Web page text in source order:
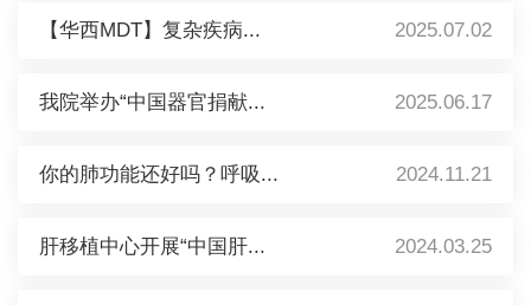
【华西MDT】复杂疾病... 2025.07.02
我院举办“中国器官捐献... 2025.06.17
你的肺功能还好吗？呼吸... 2024.11.21
肝移植中心开展“中国肝... 2024.03.25